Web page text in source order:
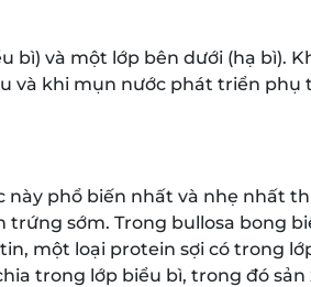
bì) và một lớp bên dưới (hạ bì).
và khi mụn nước phát triển phụ
này phổ biến nhất và nhẹ nhất
sớm. Trong bullosa bong
một loại protein sợi có trong
trong lớp biểu bì, trong đó